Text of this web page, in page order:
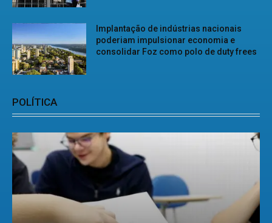
Implantação de indústrias nacionais
poderiam impulsionar economia e
consolidar Foz como polo de duty frees
POLÍTICA